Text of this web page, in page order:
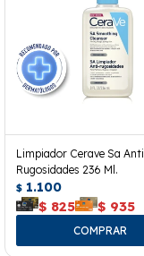
Limpiador Cerave Sa Anti
Rugosidades 236 Ml.
$ 1.100
$ 825 $ 935